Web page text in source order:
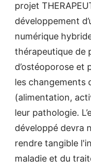
projet
développement
numérique
thérapeutique de
d’ostéoporose et
les changements
(alimentation,
leur pathologie.
développé devra
rendre tangible
maladie et du